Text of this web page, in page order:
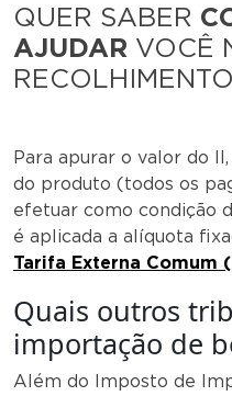
QUER SABER
AJUDAR VOCÊ
Para apurar o valor do
do produto (todos os
efetuar como condição
é aplicada a alíquota
Tarifa Externa Comum
Quais outros
importação de
Além do Imposto de